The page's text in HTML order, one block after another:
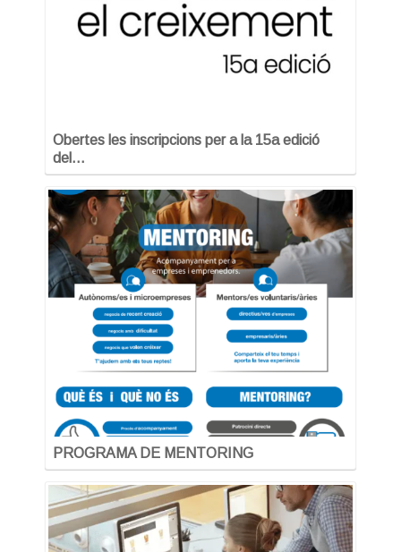
Obertes les inscripcions per a la 15a edició
del…
PROGRAMA DE MENTORING